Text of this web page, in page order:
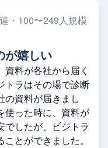
・100〜249人規模
が嬉しい
料が各社から届く
トラはその場で診断
の資料が届きまし
使った時に、資料が
でしたが、ビジトラ
とができました。